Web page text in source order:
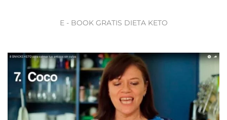
E - BOOK GRATIS DIETA KETO